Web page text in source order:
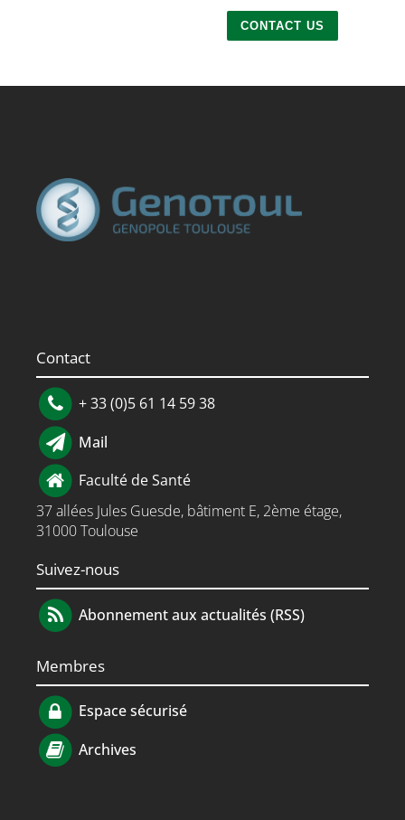
Contact
+ 33 (0)5 61 14 59 38
Mail
Faculté de Santé
37 allées Jules Guesde, bâtiment E, 2ème étage,
31000 Toulouse
Suivez-nous
Abonnement aux actualités (RSS)
Membres
Espace sécurisé
Archives